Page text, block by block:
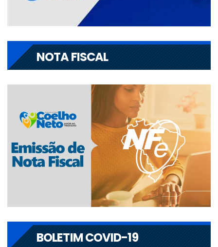
NOTA FISCAL
BOLETIM COVID-19